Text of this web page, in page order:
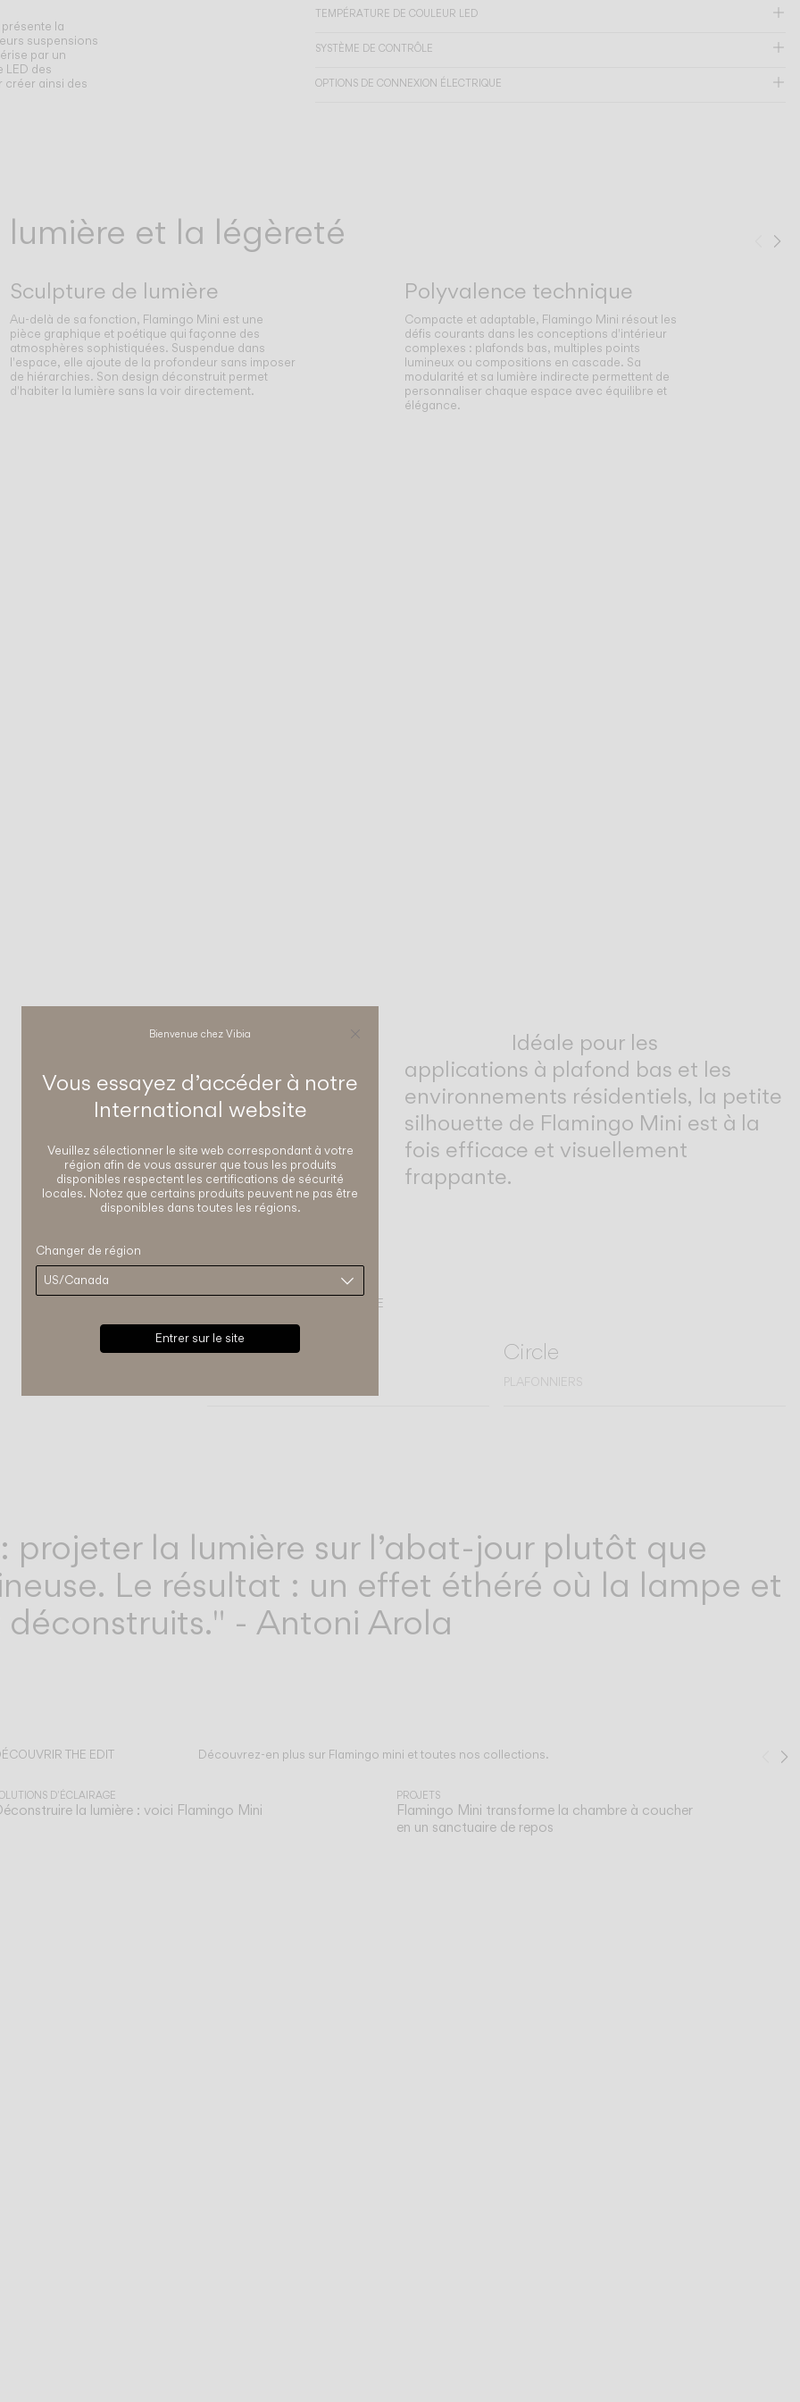
la
suspensions
par un
des
créer ainsi des
TEMPÉRATURE DE COULEUR LED
SYSTÈME DE CONTRÔLE
OPTIONS DE CONNEXION ÉLECTRIQUE
et la légèreté
Sculpture de lumière
Au-delà de sa fonction, Flamingo Mini est une
pièce graphique et poétique qui façonne des
atmosphères sophistiquées. Suspendue dans
l'espace, elle ajoute de la profondeur sans imposer
de hiérarchies. Son design déconstruit permet
d'habiter la lumière sans la voir directement.
Polyvalence technique
Compacte et adaptable, Flamingo Mini résout les
défis courants dans les conceptions d'intérieur
complexes : plafonds bas, multiples points
lumineux ou compositions en cascade. Sa
modularité et sa lumière indirecte permettent de
personnaliser chaque espace avec équilibre et
élégance.
Idéale pour les
applications à plafond bas et les
environnements résidentiels, la petite
silhouette de Flamingo Mini est à la
fois efficace et visuellement
frappante.
COMPLÉTEZ VOTRE AMBIANCE
Flamingo Circle
PLAFONNIERS
projeter la lumière sur l’abat-jour plutôt que
Le résultat : un effet éthéré où la lampe et
- Antoni Arola
THE EDIT Découvrez-en plus sur Flamingo mini et toutes nos collections.
lire
D'ÉCLAIRAGE
la lumière : voici Flamingo Mini
PROJETS
Flamingo Mini transforme la chambre à coucher
en un sanctuaire de repos
Bienvenue chez Vibia
Vous essayez d’accéder à notre
International website
Veuillez sélectionner le site web correspondant à votre
région afin de vous assurer que tous les produits
disponibles respectent les certifications de sécurité
locales. Notez que certains produits peuvent ne pas être
disponibles dans toutes les régions.
Changer de région
Entrer sur le site